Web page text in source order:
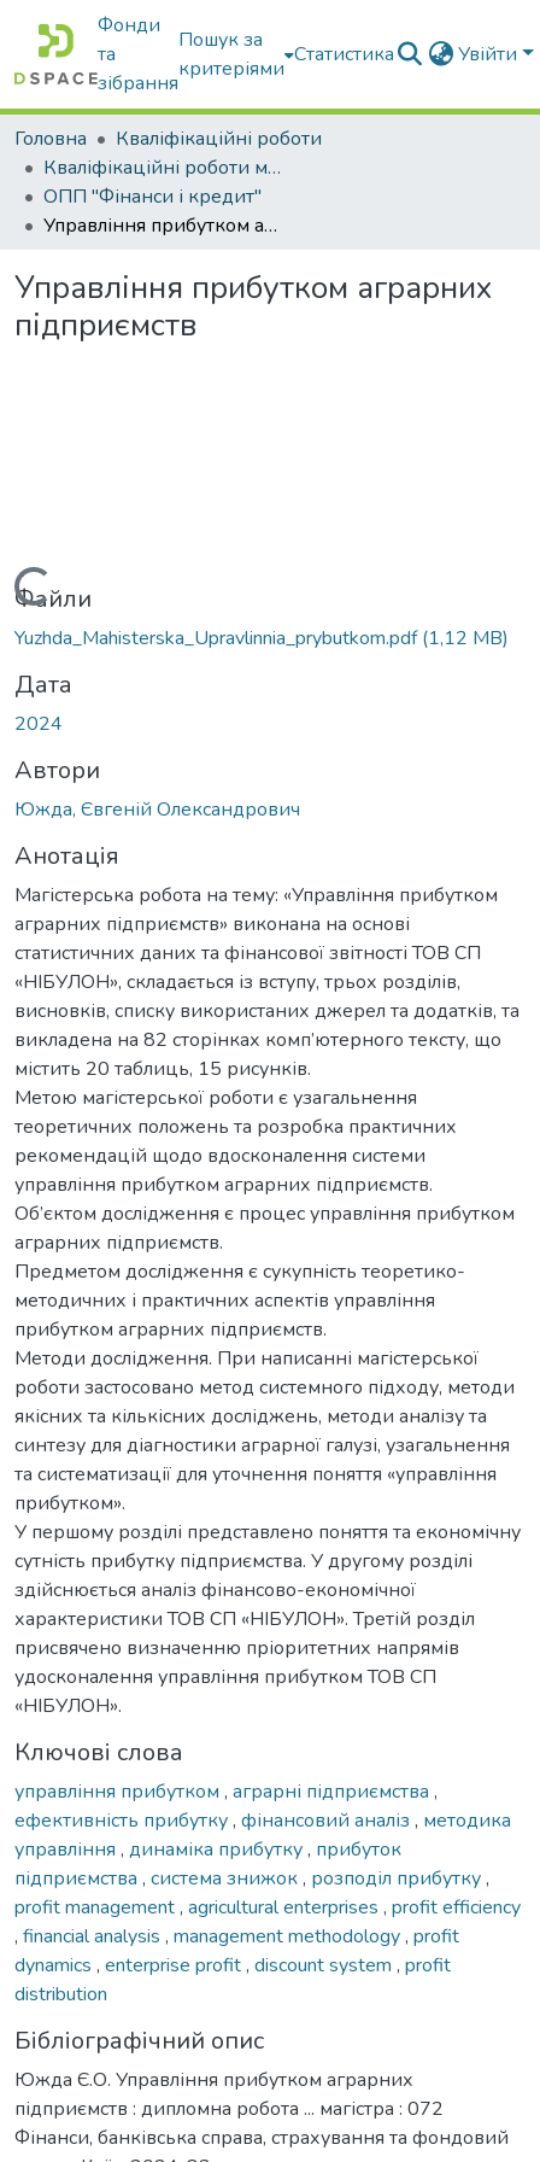
Фонди
та
зібрання
Пошук за
критеріями
Статистика Увійти
Головна
Кваліфікаційні роботи
Кваліфікаційні роботи магістрів
ОПП "Фінанси і кредит"
Управління прибутком аграрних підприємств
Управління прибутком аграрних
підприємств
Вантажиться...
Файли
Yuzhda_Mahisterska_Upravlinnia_prybutkom.pdf(1,12 MB)
Дата
2024
Автори
Южда, Євгеній Олександрович
Анотація
Магістерська робота на тему: «Управління прибутком
аграрних підприємств» виконана на основі
статистичних даних та фінансової звітності ТОВ СП
«НІБУЛОН», складається із вступу, трьох розділів,
висновків, списку використаних джерел та додатків, та
викладена на 82 сторінках комп’ютерного тексту, що
містить 20 таблиць, 15 рисунків.
Метою магістерської роботи є узагальнення
теоретичних положень та розробка практичних
рекомендацій щодо вдосконалення системи
управління прибутком аграрних підприємств.
Об’єктом дослідження є процес управління прибутком
аграрних підприємств.
Предметом дослідження є сукупність теоретико-
методичних і практичних аспектів управління
прибутком аграрних підприємств.
Методи дослідження. При написанні магістерської
роботи застосовано метод системного підходу, методи
якісних та кількісних досліджень, методи аналізу та
синтезу для діагностики аграрної галузі, узагальнення
та систематизації для уточнення поняття «управління
прибутком».
У першому розділі представлено поняття та економічну
сутність прибутку підприємства. У другому розділі
здійснюється аналіз фінансово-економічної
характеристики ТОВ СП «НІБУЛОН». Третій розділ
присвячено визначенню пріоритетних напрямів
удосконалення управління прибутком ТОВ СП
«НІБУЛОН».
Ключові слова
управління прибутком , аграрні підприємства ,
ефективність прибутку, фінансовий аналіз , методика
управління , динаміка прибутку, прибуток
підприємства , система знижок, розподіл прибутку,
profit management, agricultural enterprises , profit efficiency
, financial analysis , management methodology, profit
dynamics , enterprise profit, discount system , profit
distribution
Бібліографічний опис
Южда Є.О. Управління прибутком аграрних
підприємств : дипломна робота ... магістра : 072
Фінанси, банківська справа, страхування та фондовий